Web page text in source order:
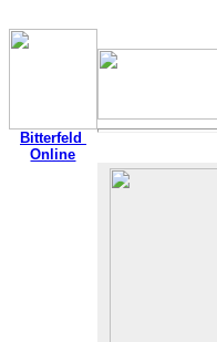
Bitterfeld
Online